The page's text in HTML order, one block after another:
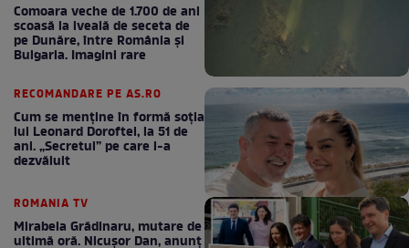
Comoara veche de 1.700 de ani
scoasă la iveală de seceta de
pe Dunăre, între România şi
Bulgaria. Imagini rare
RECOMANDARE PE AS.RO
Cum se menţine în formă soţia
lui Leonard Doroftei, la 51 de
ani. „Secretul” pe care l-a
dezvăluit
ROMANIA TV
Mirabela Grădinaru, mutare de
ultimă oră. Nicuşor Dan, anunţ